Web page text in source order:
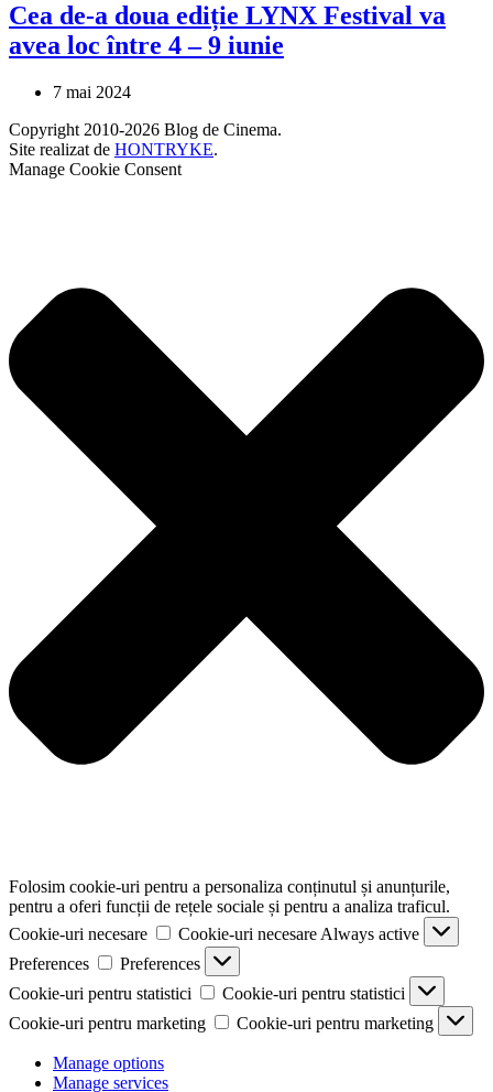
Cea de-a doua ediție LYNX Festival va
avea loc între 4 – 9 iunie
7 mai 2024
Copyright 2010-2026 Blog de Cinema.
Site realizat de HONTRYKE.
Manage Cookie Consent
Folosim cookie-uri pentru a personaliza conținutul și anunțurile,
pentru a oferi funcții de rețele sociale și pentru a analiza traficul.
Cookie-uri necesare
Cookie-uri necesare Always active
Preferences
Preferences
Cookie-uri pentru statistici
Cookie-uri pentru statistici
Cookie-uri pentru marketing
Cookie-uri pentru marketing
Manage options
Manage services